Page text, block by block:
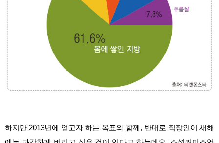
하지만 2013년에 얻고자 하는 목표와 함께, 반대로 직장인이 새해